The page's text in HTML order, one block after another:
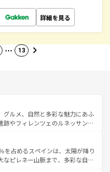
詳細を見る
… 13
グルメ、自然と多彩な魅力にあふ
跡やフィレンツェのルネッサンス
田園風景やアマルフィ海岸の絶
せない。観光の合間には、本場の
のイタリア料理を堪能することも
を占めるスペインは、太陽が降り
なピレネー山脈まで、多彩な自然